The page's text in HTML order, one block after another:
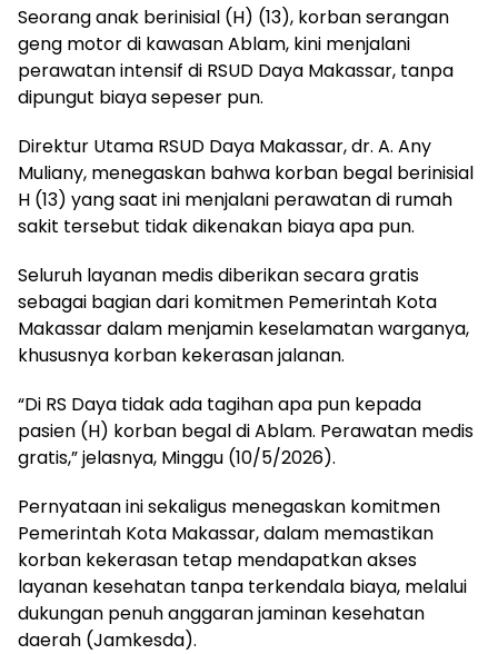
Seorang anak berinisial (H) (13), korban serangan
geng motor di kawasan Ablam, kini menjalani
perawatan intensif di RSUD Daya Makassar, tanpa
dipungut biaya sepeser pun.
Direktur Utama RSUD Daya Makassar, dr. A. Any
Muliany, menegaskan bahwa korban begal berinisial
H (13) yang saat ini menjalani perawatan di rumah
sakit tersebut tidak dikenakan biaya apa pun.
Seluruh layanan medis diberikan secara gratis
sebagai bagian dari komitmen Pemerintah Kota
Makassar dalam menjamin keselamatan warganya,
khususnya korban kekerasan jalanan.
“Di RS Daya tidak ada tagihan apa pun kepada
pasien (H) korban begal di Ablam. Perawatan medis
gratis,” jelasnya, Minggu (10/5/2026).
Pernyataan ini sekaligus menegaskan komitmen
Pemerintah Kota Makassar, dalam memastikan
korban kekerasan tetap mendapatkan akses
layanan kesehatan tanpa terkendala biaya, melalui
dukungan penuh anggaran jaminan kesehatan
daerah (Jamkesda).